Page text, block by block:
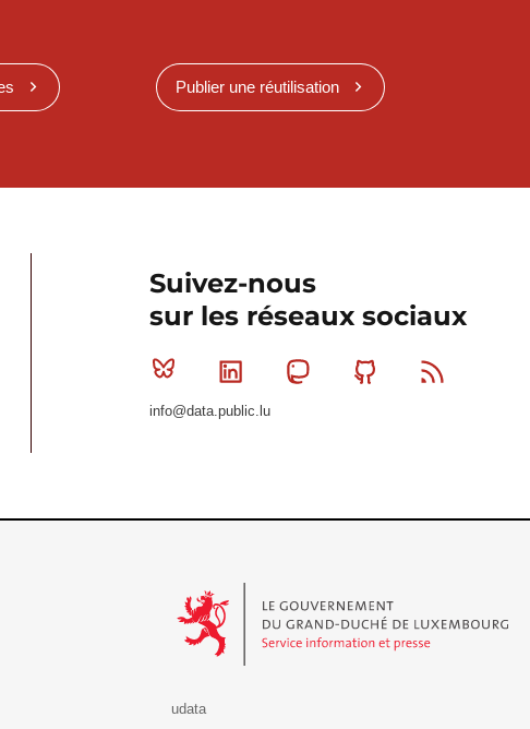
Publier une réutilisation
Suivez-nous
sur les réseaux sociaux
Bluesky Linkedin MastodonGithub
info@data.public.lu
udata